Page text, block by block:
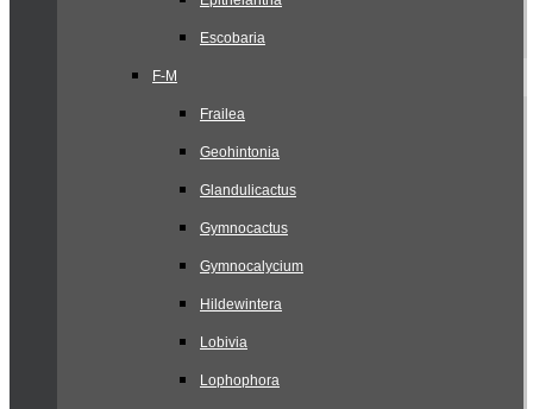
Escobaria
F-M
Frailea
Geohintonia
Glandulicactus
Gymnocactus
Gymnocalycium
Hildewintera
Lobivia
Lophophora